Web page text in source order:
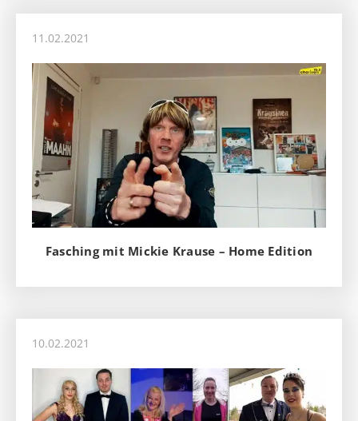
11.02.2021
Fasching mit Mickie Krause – Home Edition
10.02.2021